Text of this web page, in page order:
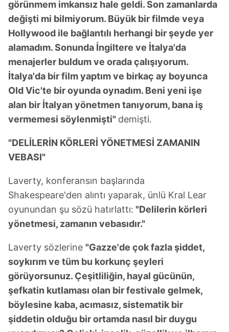
görünmem imkansız hale geldi. Son zamanlarda
değişti mi bilmiyorum. Büyük bir filmde veya
Hollywood ile bağlantılı herhangi bir şeyde yer
alamadım. Sonunda İngiltere ve İtalya'da
menajerler buldum ve orada çalışıyorum.
İtalya'da bir film yaptım ve birkaç ay boyunca
Old Vic'te bir oyunda oynadım. Beni yeni işe
alan bir İtalyan yönetmen tanıyorum, bana iş
vermemesi söylenmişti" demişti.
"DELİLERİN KÖRLERİ YÖNETMESİ ZAMANIN
VEBASI"
Laverty, konferansın başlarında
Shakespeare'den alıntı yaparak, ünlü Kral Lear
oyunundan şu sözü hatırlattı: "Delilerin körleri
yönetmesi, zamanın vebasıdır."
Laverty sözlerine "Gazze'de çok fazla şiddet,
soykırım ve tüm bu korkunç şeyleri
görüyorsunuz. Çeşitliliğin, hayal gücünün,
şefkatin kutlaması olan bir festivale gelmek,
böylesine kaba, acımasız, sistematik bir
şiddetin olduğu bir ortamda nasıl bir duygu